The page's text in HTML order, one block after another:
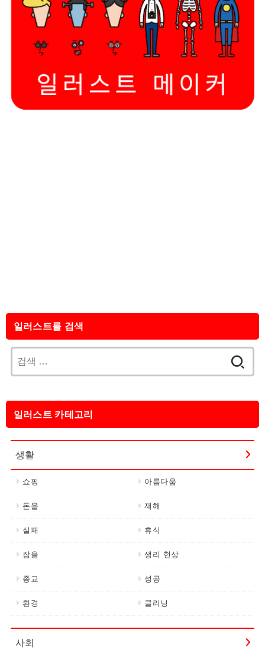
일러스트를 검색
색:
일러스트 카테고리
생활
쇼핑 아름다움
돈을 재해
실패 휴식
잠을 생리 현상
종교 성공
환경 클리닝
사회